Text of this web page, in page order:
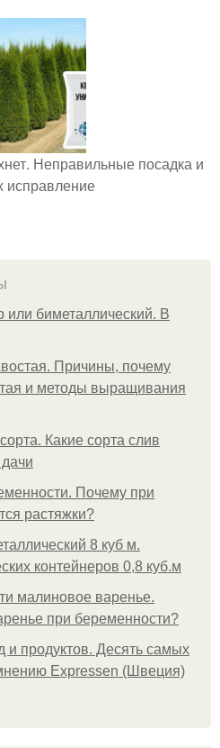
Неправильные посадка и
исправление
биметаллический. В
Причины, почему
и методы выращивания
Какие сорта слив
Почему при
растяжки?
8 куб м.
контейнеров 0,8 куб.м
малиновое варенье.
при беременности?
продуктов. Десять самых
Expressen (Швеция)